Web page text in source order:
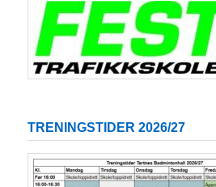
TRENINGSTIDER 2026/27